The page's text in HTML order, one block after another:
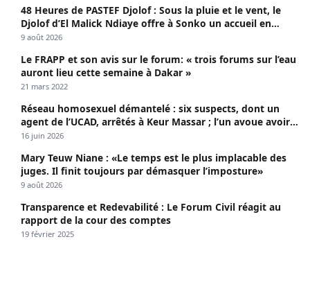
48 Heures de PASTEF Djolof : Sous la pluie et le vent, le
Djolof d’El Malick Ndiaye offre à Sonko un accueil en
apothéose
9 août 2026
Le FRAPP et son avis sur le forum: « trois forums sur l’eau
auront lieu cette semaine à Dakar »
21 mars 2022
Réseau homosexuel démantelé : six suspects, dont un
agent de l’UCAD, arrêtés à Keur Massar ; l’un avoue avoir
propagé le VIH depuis 2018
16 juin 2026
Mary Teuw Niane : «Le temps est le plus implacable des
juges. Il finit toujours par démasquer l’imposture»
9 août 2026
Transparence et Redevabilité : Le Forum Civil réagit au
rapport de la cour des comptes
19 février 2025